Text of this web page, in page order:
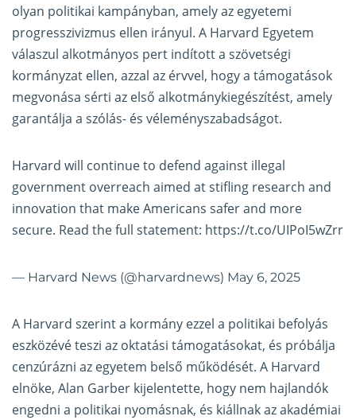
olyan politikai kampányban, amely az egyetemi
progresszivizmus ellen irányul. A Harvard Egyetem
válaszul alkotmányos pert indított a szövetségi
kormányzat ellen, azzal az érvvel, hogy a támogatások
megvonása sérti az első alkotmánykiegészítést, amely
garantálja a szólás- és véleményszabadságot.
Harvard will continue to defend against illegal
government overreach aimed at stifling research and
innovation that make Americans safer and more
secure. Read the full statement: https://t.co/UIPoI5wZrr
— Harvard News (@harvardnews) May 6, 2025
A Harvard szerint a kormány ezzel a politikai befolyás
eszközévé teszi az oktatási támogatásokat, és próbálja
cenzúrázni az egyetem belső működését. A Harvard
elnöke, Alan Garber kijelentette, hogy nem hajlandók
engedni a politikai nyomásnak, és kiállnak az akadémiai